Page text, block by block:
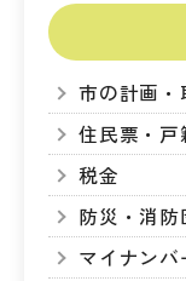
市の計画・
住民票・戸
税金
防災・消
マイナンバ